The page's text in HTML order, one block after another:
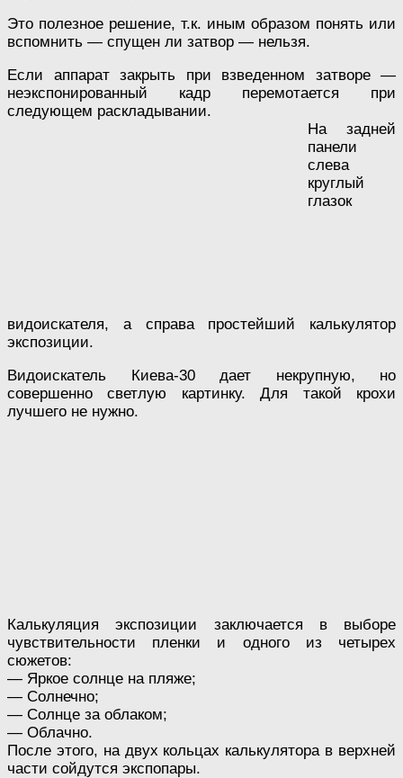
Это полезное решение, т.к. иным образом понять или
вспомнить — спущен ли затвор — нельзя.
Если аппарат закрыть при взведенном затворе —
неэкспонированный кадр перемотается при
следующем раскладывании.
На задней
панели
слева
круглый
глазок
видоискателя, а справа простейший калькулятор
экспозиции.
Видоискатель Киева-30 дает некрупную, но
совершенно светлую картинку. Для такой крохи
лучшего не нужно.
Калькуляция экспозиции заключается в выборе
чувствительности пленки и одного из четырех
сюжетов:
— Яркое солнце на пляже;
— Солнечно;
— Солнце за облаком;
— Облачно.
После этого, на двух кольцах калькулятора в верхней
части сойдутся экспопары.